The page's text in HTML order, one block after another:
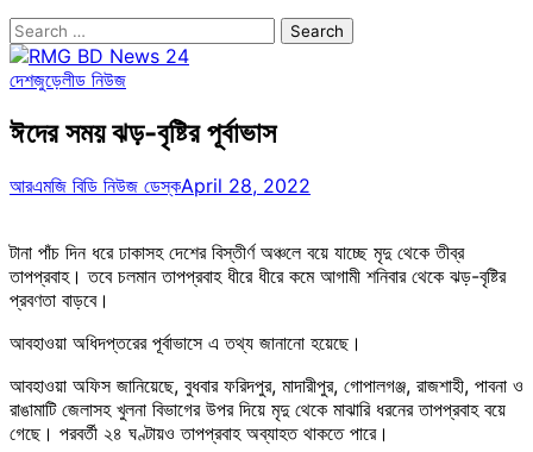
Search
for:
দেশজুড়েলীড নিউজ
ঈদের সময় ঝড়-বৃষ্টির পূর্বাভাস
আরএমজি বিডি নিউজ ডেস্কApril 28, 2022
টানা পাঁচ দিন ধরে ঢাকাসহ দেশের বিস্তীর্ণ অঞ্চলে বয়ে যাচ্ছে মৃদু থেকে তীব্র
তাপপ্রবাহ। তবে চলমান তাপপ্রবাহ ধীরে ধীরে কমে আগামী শনিবার থেকে ঝড়-বৃষ্টির
প্রবণতা বাড়বে।
আবহাওয়া অধিদপ্তরের পূর্বাভাসে এ তথ্য জানানো হয়েছে।
আবহাওয়া অফিস জানিয়েছে, বুধবার ফরিদপুর, মাদারীপুর, গোপালগঞ্জ, রাজশাহী, পাবনা ও
রাঙামাটি জেলাসহ খুলনা বিভাগের উপর দিয়ে মৃদু থেকে মাঝারি ধরনের তাপপ্রবাহ বয়ে
গেছে। পরবর্তী ২৪ ঘণ্টায়ও তাপপ্রবাহ অব্যাহত থাকতে পারে।